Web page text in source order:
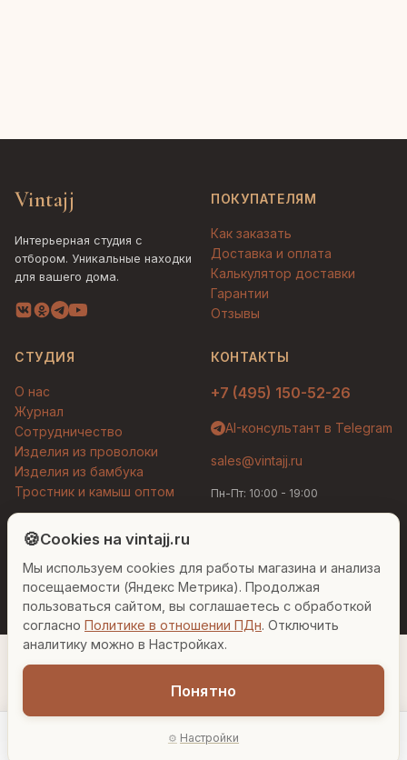
− 1
Vintajj
Интерьерная студия с
отбором. Уникальные находки
для вашего дома.
ПОКУПАТЕЛЯМ
Как заказать
Доставка и оплата
Калькулятор доставки
Гарантии
Отзывы
СТУДИЯ
О нас
Журнал
Сотрудничество
Изделия из проволоки
Изделия из бамбука
Тростник и камыш оптом
КОНТАКТЫ
+7 (495) 150-52-26
AI-консультант в Telegram
sales@vintajj.ru
Пн-Пт: 10:00 - 19:00
© 2026 Vintajj. Все права защищены.
Договор оферты
Политика конфиденциальности
Согласие на обработку ПДн
Настройки cookies
🍪Cookies на vintajj.ru
Мы используем cookies для работы магазина и анализа
посещаемости (Яндекс Метрика). Продолжая
пользоваться сайтом, вы соглашаетесь с обработкой
согласно Политике в отношении ПДн. Отключить
аналитику можно в Настройках.
Понятно
Настройки
Людмила
Привет! Я Людмила, ваш персональный
консультант по декору. Чем могу помочь?
Вазы для гостиной Подарок до 5000₽ Сочетание металлов